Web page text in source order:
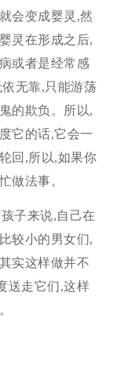
会变成婴灵,然
灵在形成之后,
或者是经常感
无靠,只能游荡
的欺负。所以,
它的话,它会一
回,所以,如果你
做法事。
子来说,自己在
较小的男女们,
实这样做并不
送走它们,这样